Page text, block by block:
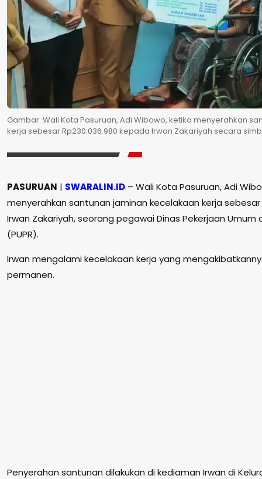
Gambar. Wali Kota Pasuruan, Adi Wibowo, ketika menyerahkan
kerja sebesar Rp230.036.980 kepada Irwan Zakariyah secara
PASURUAN | SWARALIN.ID – Wali Kota Pasuruan, Adi
menyerahkan santunan jaminan kecelakaan kerja sebesar
Irwan Zakariyah, seorang pegawai Dinas Pekerjaan Umum
(PUPR).
Irwan mengalami kecelakaan kerja yang
permanen.
Penyerahan santunan dilakukan di kediaman Irwan di